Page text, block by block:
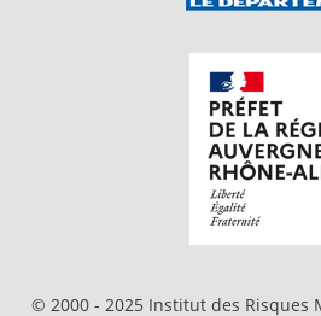
© 2000 - 2025 Institut des Risques